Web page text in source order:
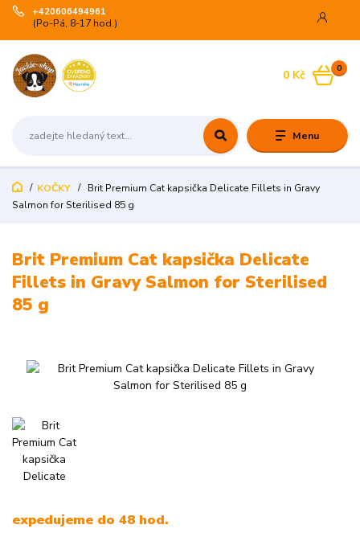
Menu
+420606494961
(Po-Pá, 8-17 hod.)
0
0 Kč
KOČKY
Brit Premium Cat kapsička Delicate Fillets in Gravy
Salmon for Sterilised 85 g
Brit Premium Cat kapsička Delicate
Fillets in Gravy Salmon for Sterilised
85 g
expedujeme do 48 hod.